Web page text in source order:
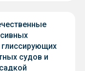
судов и